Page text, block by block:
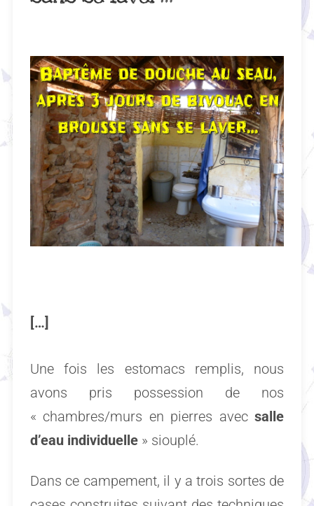
[…]
Une fois les estomacs remplis, nous
avons pris possession de nos
« chambres/murs en pierres avecsalle
d’eau individuelle» siouplé.
Dans ce campement, il y a trois sortes de